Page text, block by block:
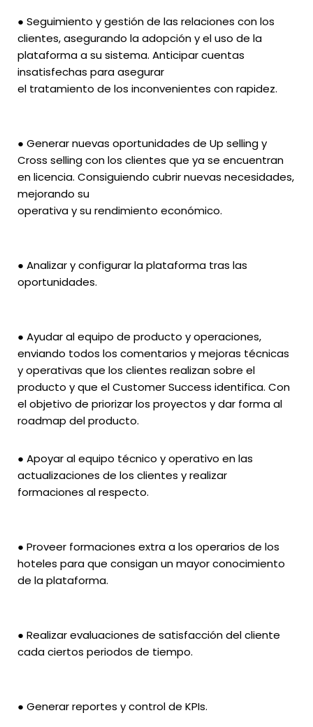
● Seguimiento y gestión de las relaciones con los
clientes, asegurando la adopción y el uso de la
plataforma a su sistema. Anticipar cuentas
insatisfechas para asegurar
el tratamiento de los inconvenientes con rapidez.
● Generar nuevas oportunidades de Up selling y
Cross selling con los clientes que ya se encuentran
en licencia. Consiguiendo cubrir nuevas necesidades,
mejorando su
operativa y su rendimiento económico.
● Analizar y configurar la plataforma tras las
oportunidades.
● Ayudar al equipo de producto y operaciones,
enviando todos los comentarios y mejoras técnicas
y operativas que los clientes realizan sobre el
producto y que el Customer Success identifica. Con
el objetivo de priorizar los proyectos y dar forma al
roadmap del producto.
● Apoyar al equipo técnico y operativo en las
actualizaciones de los clientes y realizar
formaciones al respecto.
● Proveer formaciones extra a los operarios de los
hoteles para que consigan un mayor conocimiento
de la plataforma.
● Realizar evaluaciones de satisfacción del cliente
cada ciertos periodos de tiempo.
● Generar reportes y control de KPIs.